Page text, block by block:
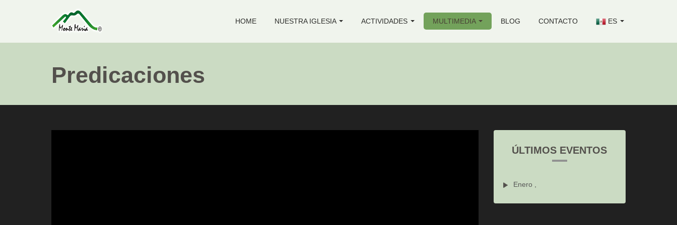
HOME NUESTRA IGLESIA ACTIVIDADES MULTIMEDIA BLOG CONTACTO ES
Predicaciones
ÚLTIMOS EVENTOS
Enero ,